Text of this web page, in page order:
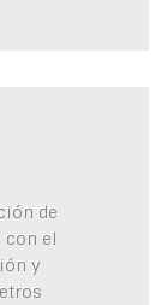
de
con el
y